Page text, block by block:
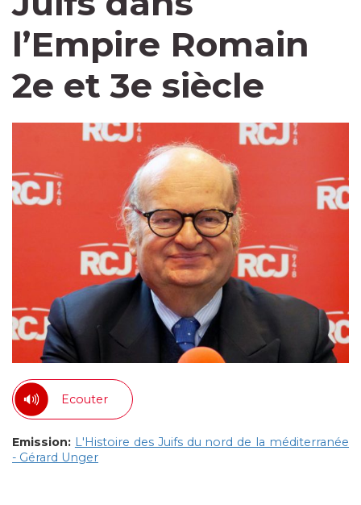
l’Empire Romain
2e et 3e siècle
Ecouter
Emission: L'Histoire des Juifs du nord de la méditerranée
- Gérard Unger